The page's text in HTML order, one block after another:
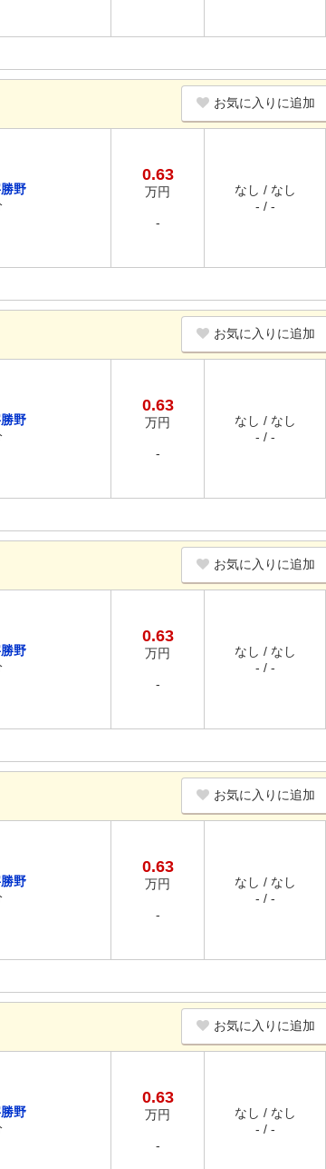
お気に入りに追加
野
0.63
万円
-
なし / なし
- / -
お気に入りに追加
野
0.63
万円
-
なし / なし
- / -
お気に入りに追加
野
0.63
万円
-
なし / なし
- / -
お気に入りに追加
野
0.63
万円
-
なし / なし
- / -
お気に入りに追加
野
0.63
万円
-
なし / なし
- / -